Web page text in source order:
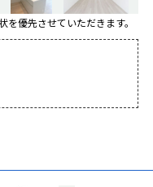
優先させていただきます。